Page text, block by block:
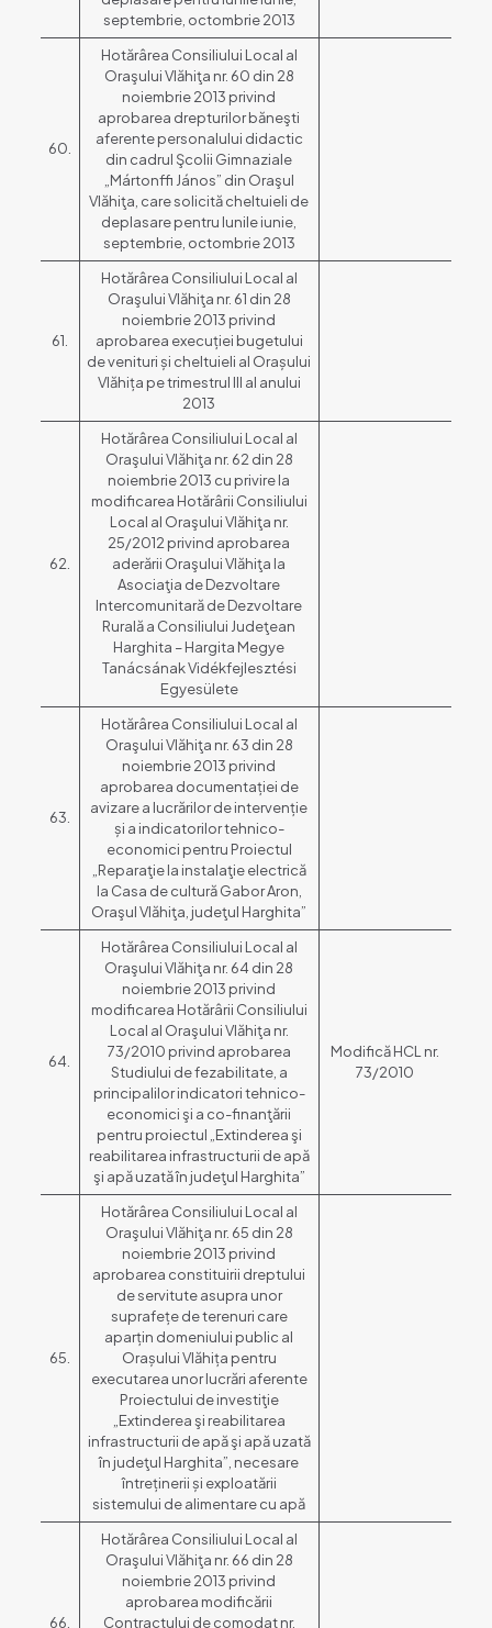
septembrie, octombrie 2013
60.
Hotărârea Consiliului Local al
Oraşului Vlăhiţa nr. 60 din 28
noiembrie 2013 privind
aprobarea drepturilor băneşti
aferente personalului didactic
din cadrul Şcolii Gimnaziale
„Mártonffi János” din Oraşul
Vlăhiţa, care solicită cheltuieli de
deplasare pentru lunile iunie,
septembrie, octombrie 2013
61.
Hotărârea Consiliului Local al
Oraşului Vlăhiţa nr. 61 din 28
noiembrie 2013 privind
aprobarea execuției bugetului
de venituri și cheltuieli al Orașului
Vlăhița pe trimestrul III al anului
2013
62.
Hotărârea Consiliului Local al
Oraşului Vlăhiţa nr. 62 din 28
noiembrie 2013 cu privire la
modificarea Hotărârii Consiliului
Local al Oraşului Vlăhiţa nr.
25/2012 privind aprobarea
aderării Oraşului Vlăhiţa la
Asociaţia de Dezvoltare
Intercomunitară de Dezvoltare
Rurală a Consiliului Judeţean
Harghita – Hargita Megye
Tanácsának Vidékfejlesztési
Egyesülete
63.
Hotărârea Consiliului Local al
Oraşului Vlăhiţa nr. 63 din 28
noiembrie 2013 privind
aprobarea documentației de
avizare a lucrărilor de intervenție
și a indicatorilor tehnico-
economici pentru Proiectul
„Reparaţie la instalaţie electrică
la Casa de cultură Gabor Aron,
Oraşul Vlăhiţa, judeţul Harghita”
64.
Hotărârea Consiliului Local al
Oraşului Vlăhiţa nr. 64 din 28
noiembrie 2013 privind
modificarea Hotărârii Consiliului
Local al Oraşului Vlăhiţa nr.
73/2010 privind aprobarea
Studiului de fezabilitate, a
principalilor indicatori tehnico-
economici şi a co-finanţării
pentru proiectul „Extinderea şi
reabilitarea infrastructurii de apă
şi apă uzată în judeţul Harghita”
Modifică HCL nr.
73/2010
65.
Hotărârea Consiliului Local al
Oraşului Vlăhiţa nr. 65 din 28
noiembrie 2013 privind
aprobarea constituirii dreptului
de servitute asupra unor
suprafețe de terenuri care
aparțin domeniului public al
Orașului Vlăhița pentru
executarea unor lucrări aferente
Proiectului de investiţie
„Extinderea şi reabilitarea
infrastructurii de apă şi apă uzată
în judeţul Harghita”, necesare
întreținerii și exploatării
sistemului de alimentare cu apă
66.
Hotărârea Consiliului Local al
Oraşului Vlăhiţa nr. 66 din 28
noiembrie 2013 privind
aprobarea modificării
Contractului de comodat nr.